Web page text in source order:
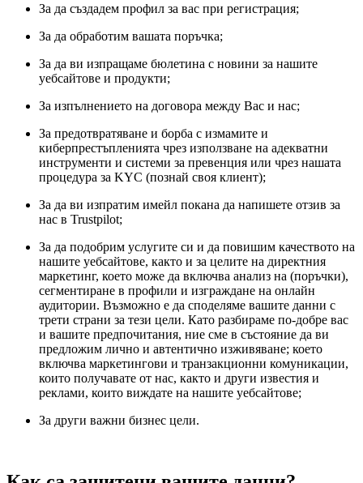
За да създадем профил за вас при регистрация;
За да обработим вашата поръчка;
За да ви изпращаме бюлетина с новини за нашите
уебсайтове и продукти;
За изпълнението на договора между Вас и нас;
За предотвратяване и борба с измамите и
киберпрестъпленията чрез използване на адекватни
инструменти и системи за превенция или чрез нашата
процедура за KYC (познай своя клиент);
За да ви изпратим имейл покана да напишете отзив за
нас в Trustpilot;
За да подобрим услугите си и да повишим качеството на
нашите уебсайтове, както и за целите на директния
маркетинг, което може да включва анализ на (поръчки),
сегментиране в профили и изграждане на онлайн
аудитории. Възможно е да споделяме вашите данни с
трети страни за тези цели. Като разбираме по-добре вас
и вашите предпочитания, ние сме в състояние да ви
предложим лично и автентично изживяване; което
включва маркетингови и транзакционни комуникации,
които получавате от нас, както и други известия и
реклами, които виждате на нашите уебсайтове;
За други важни бизнес цели.